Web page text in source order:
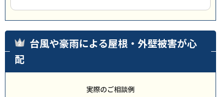
台風や豪雨による屋根・外壁被害が心
配
実際のご相談例